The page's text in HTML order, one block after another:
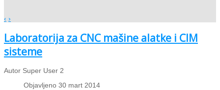
‹ ›
Laboratorija za CNC mašine alatke i CIM
sisteme
Autor Super User 2
Objavljeno 30 mart 2014